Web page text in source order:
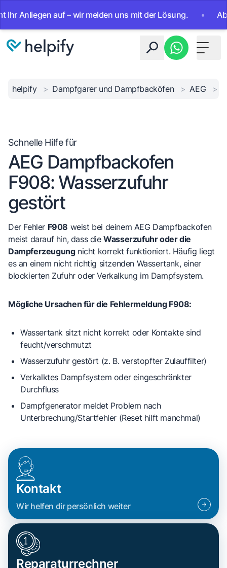
auf – wir melden uns mit der Lösung. • Ab
Toggle
helpify > Dampfgarer und Dampfbacköfen > AEG >
Schnelle Hilfe für
AEG Dampfbackofen
F908: Wasserzufuhr
gestört
Der Fehler F908 weist bei deinem AEG Dampfbackofen
meist darauf hin, dass dieWasserzufuhr oder die
Dampferzeugungnicht korrekt funktioniert. Häufig liegt
es an einem nicht richtig sitzenden Wassertank, einer
blockierten Zufuhr oder Verkalkung im Dampfsystem.
Mögliche Ursachen für die Fehlermeldung F908:
Wassertank sitzt nicht korrekt oder Kontakte sind
feucht/verschmutzt
Wasserzufuhr gestört (z. B. verstopfter Zulauffilter)
Verkalktes Dampfsystem oder eingeschränkter
Durchfluss
Dampfgenerator meldet Problem nach
Unterbrechung/Startfehler (Reset hilft manchmal)
Kontakt
Wir helfen dir persönlich weiter
Reparaturrechner